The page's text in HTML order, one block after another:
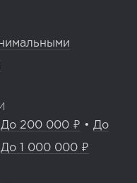
До 200 000 ₽ • До
До 1 000 000 ₽